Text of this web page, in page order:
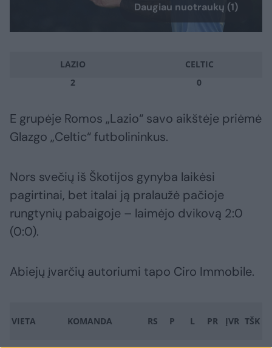
Daugiau nuotraukų (1)
LAZIO
CELTIC
2
0
E grupėje Romos „Lazio“ savo aikštėje priėmė
Glazgo „Celtic“ futbolininkus.
Nors svečių iš Škotijos gynyba laikėsi
pagirtinai, bet italai ją pralaužė pačioje
rungtynių pabaigoje – laimėjo dvikovą 2:0
(0:0).
Abiejų įvarčių autoriumi tapo Ciro Immobile.
VIETA KOMANDA RS P L PR ĮVR TŠK